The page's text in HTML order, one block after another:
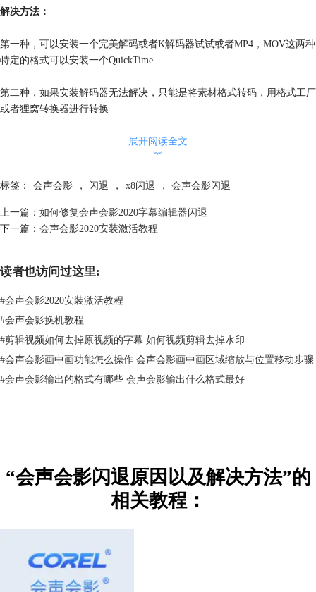
解决方法：
第一种，可以安装一个完美解码或者K解码器试试或者MP4，MOV这两种
特定的格式可以安装一个QuickTime
第二种，如果安装解码器无法解决，只能是将素材格式转码，用格式工厂
或者狸窝转换器进行转换
编辑中途使用某些功能出现停止工作或者闪退
原因：
位操作系统使用会直接闪退
3，编码器问题，导入的某个视频素材用到了电脑里面没有的压缩编码
解决方法：
第二种，建议更换64位系统
第三种，可以安装一个完美解码或者K解码器试试或者MP4，MOV这两种
特定的格式可以安装一个QuickTime，如果安装解码器无法解决，只能是
将出现报错地方的素材格式转码，用格式工厂或者狸窝转换器进行转换
展开阅读全文
︾
标签： 会声会影 ， 闪退 ， x8闪退 ， 会声会影闪退
上一篇： 如何修复会声会影2020字幕编辑器闪退
下一篇： 会声会影2020安装激活教程
读者也访问过这里:
#会声会影2020安装激活教程
#会声会影换机教程
#剪辑视频如何去掉原视频的字幕 如何视频剪辑去掉水印
#会声会影画中画功能怎么操作 会声会影画中画区域缩放与位置移动步骤
#会声会影输出的格式有哪些 会声会影输出什么格式最好
“会声会影闪退原因以及解决方法”的
相关教程：